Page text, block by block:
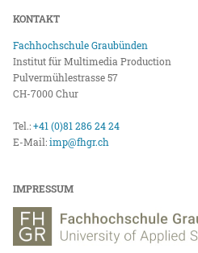
KONTAKT
Fachhochschule Graubünden
Institut für Multimedia Production
Pulvermühlestrasse 57
CH-7000 Chur
Tel.:+41 (0)81 286 24 24
E-Mail:imp@fhgr.ch
IMPRESSUM